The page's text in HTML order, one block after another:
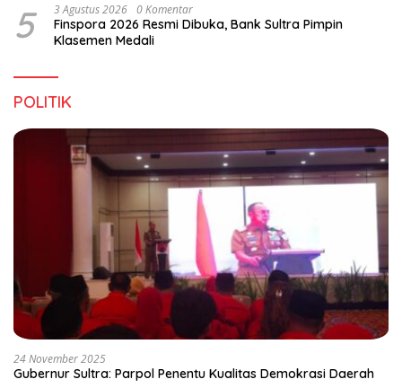
5 3 Agustus 2026 0 Komentar
Finspora 2026 Resmi Dibuka, Bank Sultra Pimpin
Klasemen Medali
POLITIK
24 November 2025
Gubernur Sultra: Parpol Penentu Kualitas Demokrasi Daerah